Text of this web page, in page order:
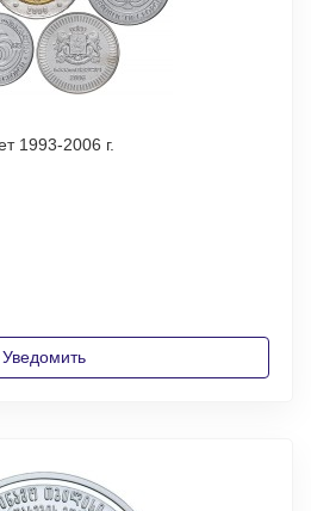
1993-2006 г.
Уведомить